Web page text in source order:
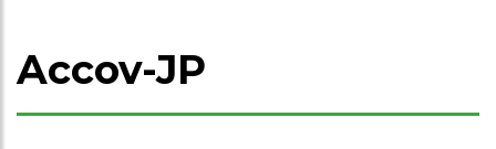
Accov-JP